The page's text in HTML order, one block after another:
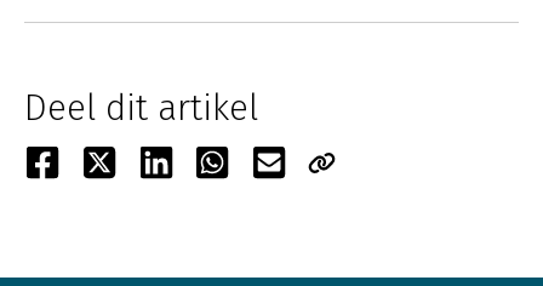
Deel dit artikel